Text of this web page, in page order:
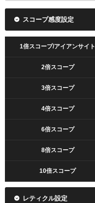
スコープ感度設定
1倍スコープ/アイアンサイト
2倍スコープ
3倍スコープ
4倍スコープ
6倍スコープ
8倍スコープ
10倍スコープ
レティクル設定